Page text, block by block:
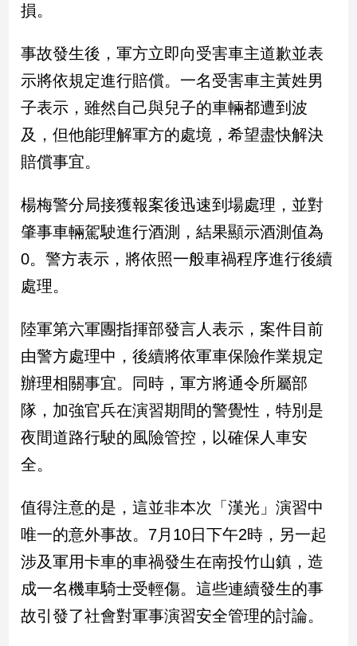
觀
兩
岸/
國
際
地
方
新
冠
病
專
區
南
台
灣
觀
南
台
灣
觀
點
損。
事故發生後，軍方立即向受害車主道歉並表
示將依規定進行賠償。一名受害車主黃姓男
子表示，雖然自己與兒子的車輛都遭到波
及，但他能理解軍方的處境，希望盡快解決
賠償事宜。
楊梅警分局接獲報案後迅速到場處理，並對
肇事車輛駕駛進行酒測，結果顯示酒測值為
0。警方表示，將依照一般車禍程序進行後續
處理。
陸軍第六軍團指揮部發言人表示，案件目前
由警方處理中，後續將依軍車保險作業規定
辦理相關事宜。同時，軍方將通令所屬部
隊，加強官兵在演習期間的警覺性，特別是
夜間道路行駛的風險管控，以確保人車安
全。
值得注意的是，這並非本次「漢光」演習中
唯一的意外事故。7月10日下午2時，另一起
涉及軍用卡車的車禍發生在南投竹山鎮，造
成一名機車騎士受輕傷。這些連續發生的事
故引發了社會對軍事演習安全管理的討論。